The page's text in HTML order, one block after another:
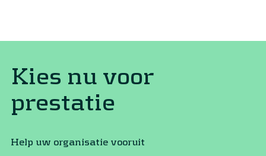
Kies nu voor
prestatie
Help uw organisatie vooruit